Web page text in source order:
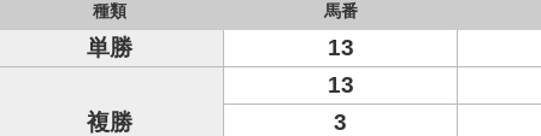
種類 馬番
単勝 13
複勝
13
3